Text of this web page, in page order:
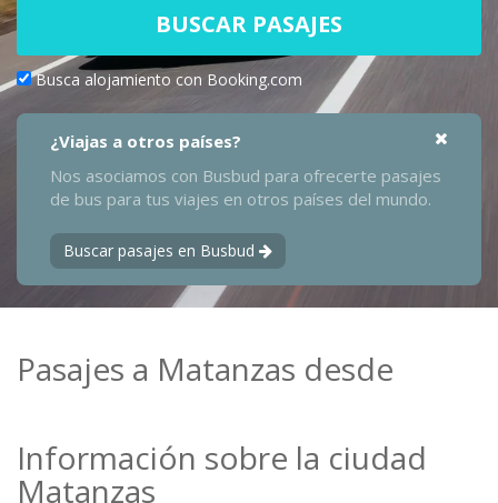
BUSCAR PASAJES
Busca alojamiento con Booking.com
¿Viajas a otros países?
Nos asociamos con Busbud para ofrecerte pasajes
de bus para tus viajes en otros países del mundo.
Buscar pasajes en Busbud
Pasajes a Matanzas desde
Información sobre la ciudad
Matanzas